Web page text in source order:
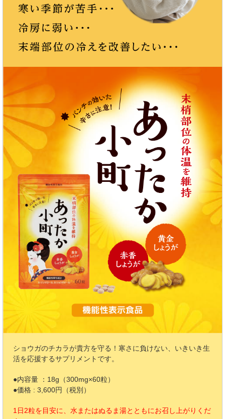
ショウガのチカラが貴方を守る！寒さに負けない、いきいき生
活を応援するサプリメントです。
●内容量 ：18g（300mg×60粒）
●価格 : 3,600円（税別）
1日2粒を目安に、水またはぬるま湯とともにお召し上がりくだ